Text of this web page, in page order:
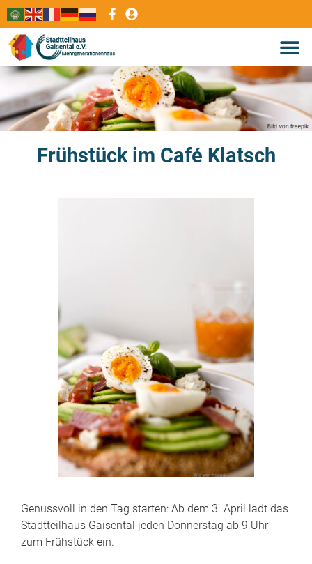
Frühstück im Café Klatsch
Genussvoll in den Tag starten: Ab dem 3. April lädt das
Stadtteilhaus Gaisental jeden Donnerstag ab 9 Uhr
zum Frühstück ein.